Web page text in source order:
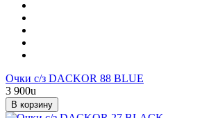
Очки с/з DACKOR 88 BLUE
3 900u
В корзину